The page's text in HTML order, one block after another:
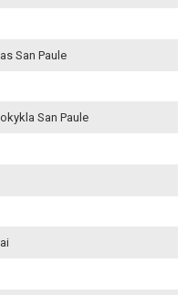
San Paule
San Paule